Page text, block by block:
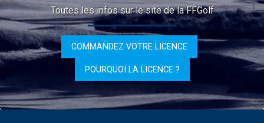
Toutes les infos sur le site de la FFGolf
COMMANDEZ VOTRE LICENCE
POURQUOI LA LICENCE ?